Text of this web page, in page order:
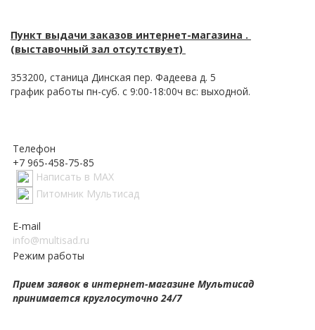
Пункт выдачи заказов интернет-магазина .
(выставочный зал отсутствует)
353200, станица Динская пер. Фадеева д. 5
график работы пн-суб. с 9:00-18:00ч вс: выходной.
Телефон
+7 965-458-75-85
Написать в MAX
Питомник Мультисад
E-mail
info@multisad.ru
Режим работы
Прием заявок в интернет-магазине Мультисад
принимается круглосуточно 24/7